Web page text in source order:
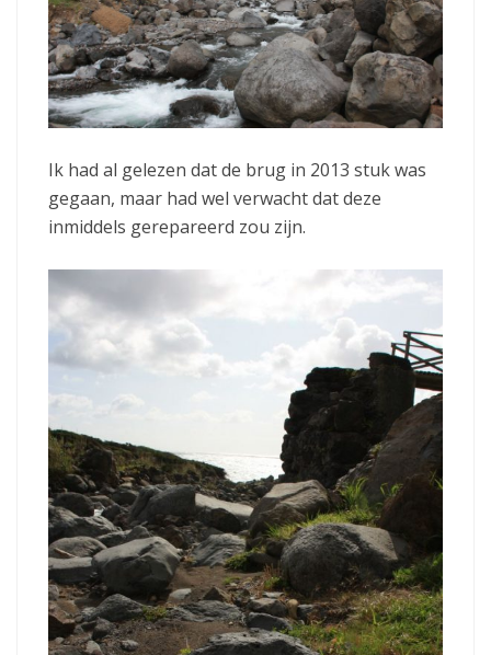
Ik had al gelezen dat de brug in 2013 stuk was
gegaan, maar had wel verwacht dat deze
inmiddels gerepareerd zou zijn.